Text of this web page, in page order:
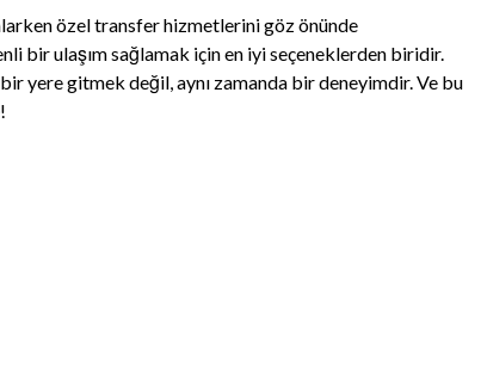
özel transfer hizmetlerini göz önünde
bir ulaşım sağlamak için en iyi seçeneklerden biridir.
yere gitmek değil, aynı zamanda bir deneyimdir. Ve bu